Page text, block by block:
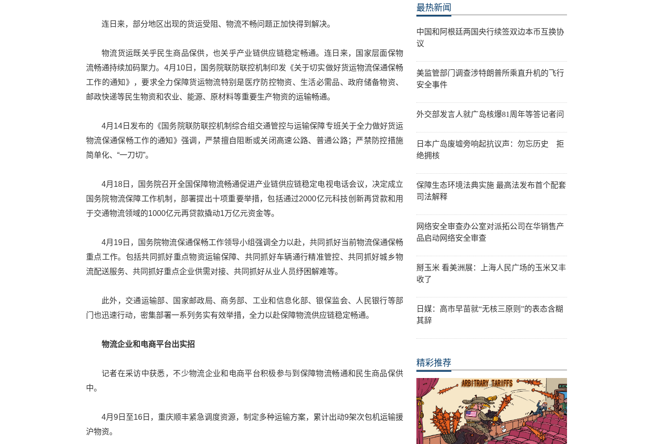
连日来，部分地区出现的货运受阻、物流不畅问题正加快得到解决。
物流货运既关乎民生商品保供，也关乎产业链供应链稳定畅通。连日来，国家层面保物
流畅通持续加码聚力。4月10日，国务院联防联控机制印发《关于切实做好货运物流保通保畅
工作的通知》，要求全力保障货运物流特别是医疗防控物资、生活必需品、政府储备物资、
邮政快递等民生物资和农业、能源、原材料等重要生产物资的运输畅通。
4月14日发布的《国务院联防联控机制综合组交通管控与运输保障专班关于全力做好货运
物流保通保畅工作的通知》强调，严禁擅自阻断或关闭高速公路、普通公路；严禁防控措施
简单化、“一刀切”。
4月18日，国务院召开全国保障物流畅通促进产业链供应链稳定电视电话会议，决定成立
国务院物流保障工作机制，部署提出十项重要举措，包括通过2000亿元科技创新再贷款和用
于交通物流领域的1000亿元再贷款撬动1万亿元资金等。
4月19日，国务院物流保通保畅工作领导小组强调全力以赴，共同抓好当前物流保通保畅
重点工作。包括共同抓好重点物资运输保障、共同抓好车辆通行精准管控、共同抓好城乡物
流配送服务、共同抓好重点企业供需对接、共同抓好从业人员纾困解难等。
此外，交通运输部、国家邮政局、商务部、工业和信息化部、银保监会、人民银行等部
门也迅速行动，密集部署一系列务实有效举措，全力以赴保障物流供应链稳定畅通。
物流企业和电商平台出实招
记者在采访中获悉，不少物流企业和电商平台积极参与到保障物流畅通和民生商品保供
中。
4月9日至16日，重庆顺丰紧急调度资源，制定多种运输方案，累计出动9架次包机运输援
沪物资。
最热新闻
中国和阿根廷两国央行续签双边本币互换协
议
美监管部门调查涉特朗普所乘直升机的飞行
安全事件
外交部发言人就广岛核爆81周年等答记者问
日本广岛废墟旁响起抗议声：勿忘历史 拒
绝拥核
保障生态环境法典实施 最高法发布首个配套
司法解释
网络安全审查办公室对派拓公司在华销售产
品启动网络安全审查
掰玉米 看美洲展：上海人民广场的玉米又丰
收了
日媒：高市早苗就“无核三原则”的表态含糊
其辞
精彩推荐